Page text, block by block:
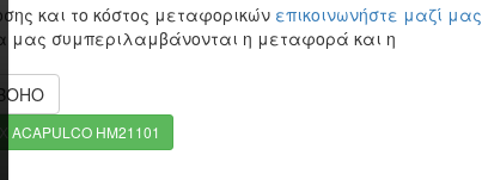
και το κόστος μεταφορικών επικοινωνήστε μαζί μας
μας συμπεριλαμβάνονται η μεταφορά και η
HM21101